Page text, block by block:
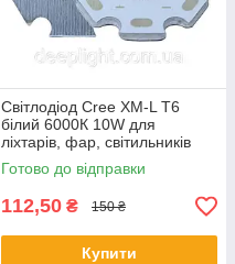
Світлодіод Cree XM-L T6
білий 6000К 10W для
ліхтарів, фар, світильників
Police Bailong
Готово до відправки
112,50 ₴ 150 ₴
Купити